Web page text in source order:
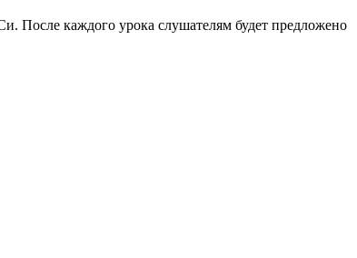
После каждого урока слушателям будет предложено